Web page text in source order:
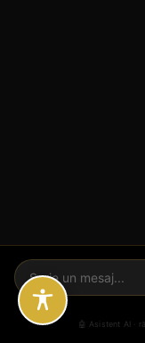
🤖 Asistent AI ·